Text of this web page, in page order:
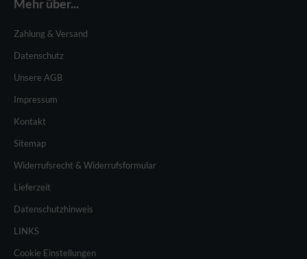
Mehr über...
Zahlung & Versand
Datenschutz
Unsere AGB
Impressum
Kontakt
Sitemap
Widerrufsrecht & Widerrufsformular
Lieferzeit
Datenschutzhinweis
LINKS
Cookie Einstellungen